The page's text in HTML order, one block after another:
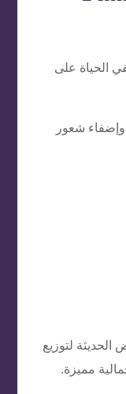
الحياة على
شعور
لتوزيع
مميزة.